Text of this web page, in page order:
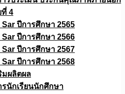
4
Sar ปีการศึกษา 2565
Sar ปีการศึกษา 2566
Sar ปีการศึกษา 2567
Sar ปีการศึกษา 2568
มผลิตผล
นักเรียนนักศึกษา